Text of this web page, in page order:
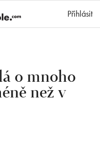
Přihlásit
o mnoho
než v